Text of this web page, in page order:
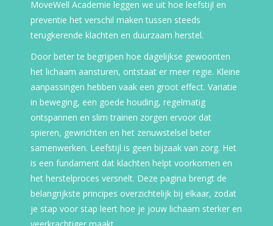
MoveWell Academie leggen we uit hoe leefstijl en
preventie het verschil maken tussen steeds
terugkerende klachten en duurzaam herstel.
Door beter te begrijpen hoe dagelijkse gewoonten
het lichaam aansturen, ontstaat er meer regie. Kleine
aanpassingen hebben vaak een groot effect. Variatie
in beweging, een goede houding, regelmatig
ontspannen en slim trainen zorgen ervoor dat
spieren, gewrichten en het zenuwstelsel beter
samenwerken. Leefstijl is geen bijzaak van zorg. Het
is een fundament dat klachten helpt voorkomen en
het herstelproces versnelt. Deze pagina brengt de
belangrijkste principes overzichtelijk bij elkaar, zodat
je stap voor stap leert hoe je jouw lichaam sterker en